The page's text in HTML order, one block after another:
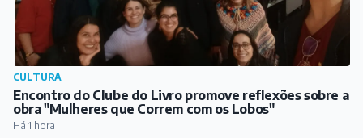
AGRO
Concurso Sertanejo do Festival Flequeijo abre
inscrições